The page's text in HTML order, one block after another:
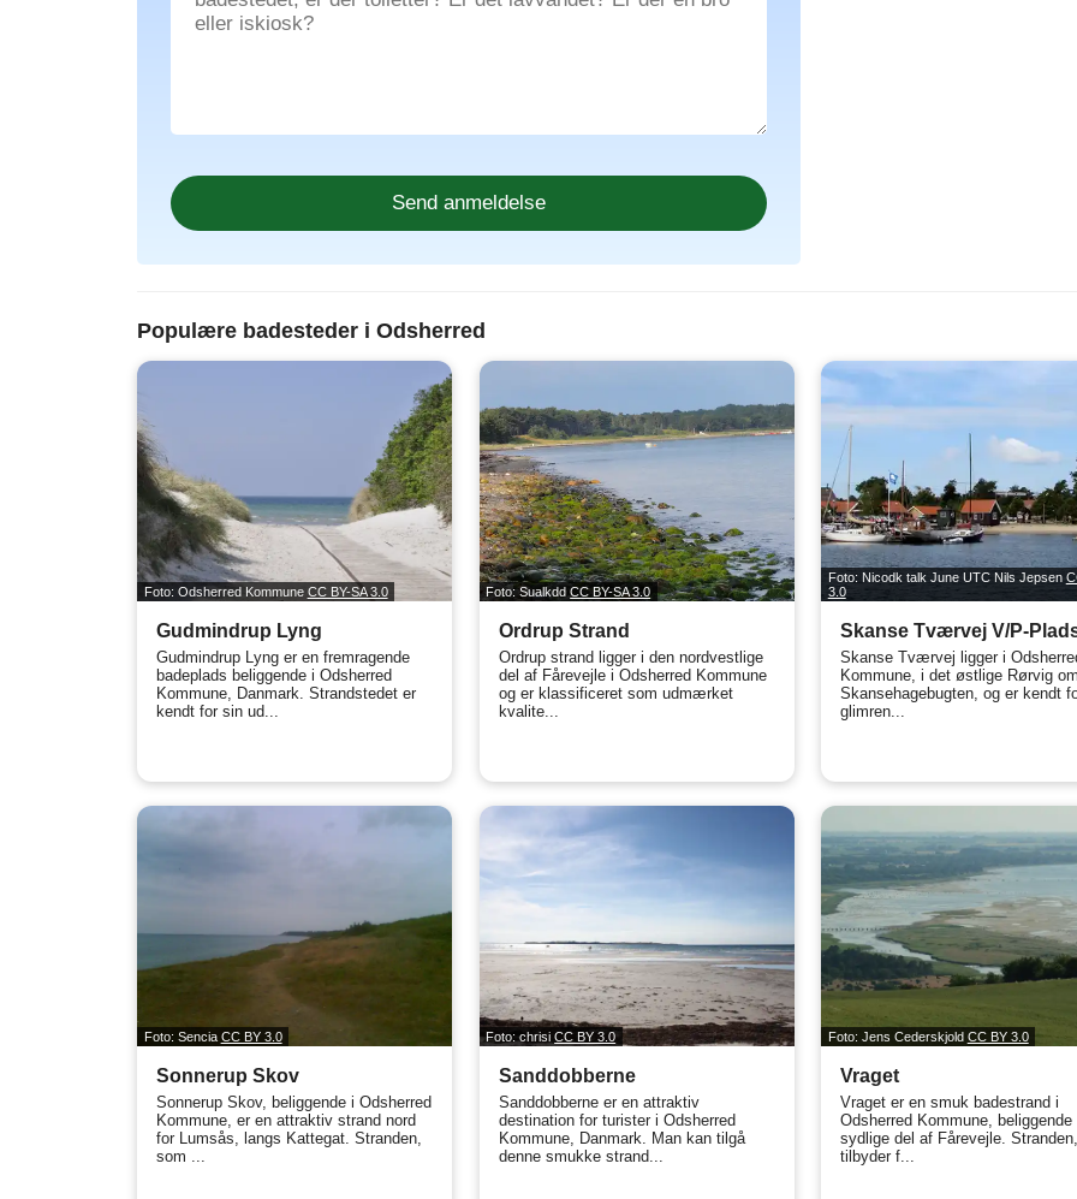
Populære badesteder i Odsherred
Foto: Odsherred Kommune CC BY-SA 3.0
Gudmindrup Lyng
Gudmindrup Lyng er en fremragende
badeplads beliggende i Odsherred
Kommune, Danmark. Strandstedet er
kendt for sin ud...
Foto: SualkddCC BY-SA 3.0
Ordrup Strand
Ordrup strand ligger i den nordvestlige
del af Fårevejle i Odsherred Kommune
og er klassificeret som udmærket
kvalite...
Foto: Nicodk talk June UTC Nils Jepsen
3.0
Skanse Tværvej V/P-
Skanse Tværvej ligger i
Kommune, i det østlige Rørvig
Skansehagebugten, og er kendt
glimren...
Foto: Sencia CC BY 3.0
Sonnerup Skov
Sonnerup Skov, beliggende i Odsherred
Kommune, er en attraktiv strand nord
for Lumsås, langs Kattegat. Stranden,
som ...
Foto: chrisiCC BY 3.0
Sanddobberne
Sanddobberne er en attraktiv
destination for turister i Odsherred
Kommune, Danmark. Man kan tilgå
denne smukke strand...
Foto: Jens Cederskjold CC BY 3.0
Vraget
Vraget er en smuk badestrand i
Odsherred Kommune, beliggende
sydlige del af Fårevejle.
tilbyder f...